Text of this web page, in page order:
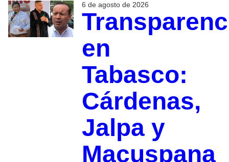
6 de agosto de 2026
en
Tabasco:
Cárdenas,
Jalpa y
Macuspana